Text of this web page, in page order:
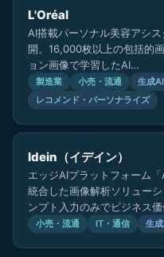
L'Oréal
AI搭載パーソナル美容アシ
開。16,000枚以上の包括的
ョン画像で学習したAI…
製造業 小売・流通 生成
レコメンド・パーソナライズ
Idein（イデイン）
エッジAIプラットフォーム
統合した画像解析ソリュー
ンプト入力のみでビジネス
小売・流通 IT・通信 生